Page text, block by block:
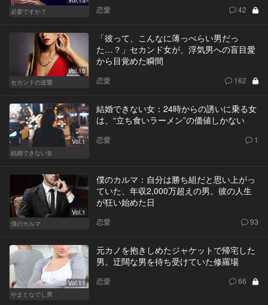
必要ですか？
恋愛 42
Vol.15
セカンドの逆襲
「彼って、こんなに薄っぺらい男だっ
た…？」セカンド女が、浮気男への盲目愛
から目覚めた瞬間
恋愛 162
Vol.1
結婚できない女
結婚できない女：24時からの誘いに乗る女
は、“立ち食いラーメン”の価値しかない
恋愛 1
Vol.1
僕のカルマ
僕のカルマ：自分は勝ち組だと思い上がっ
ていた、年収2,000万超えの男。彼の人生
が狂い始めた日
恋愛 93
Vol.11
やまとなでし男
元カノを抱きしめたジャケットで帰宅した
男。迂闊な男を待ち受けていた修羅場
恋愛 66